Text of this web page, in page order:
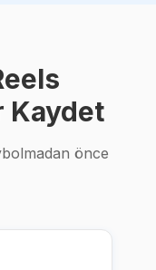
Kaydet
önce